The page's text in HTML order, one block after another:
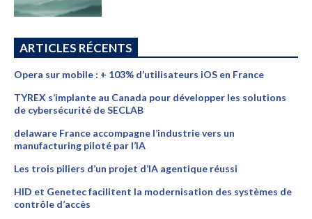
ARTICLES RÉCENTS
Opera sur mobile : + 103% d’utilisateurs iOS en France
TYREX s’implante au Canada pour développer les solutions
de cybersécurité de SECLAB
delaware France accompagne l’industrie vers un
manufacturing piloté par l’IA
Les trois piliers d’un projet d’IA agentique réussi
HID et Genetec facilitent la modernisation des systèmes de
contrôle d’accès